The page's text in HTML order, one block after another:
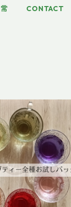
CONTACT
ティー全種お試しパ
ック
¥1,700